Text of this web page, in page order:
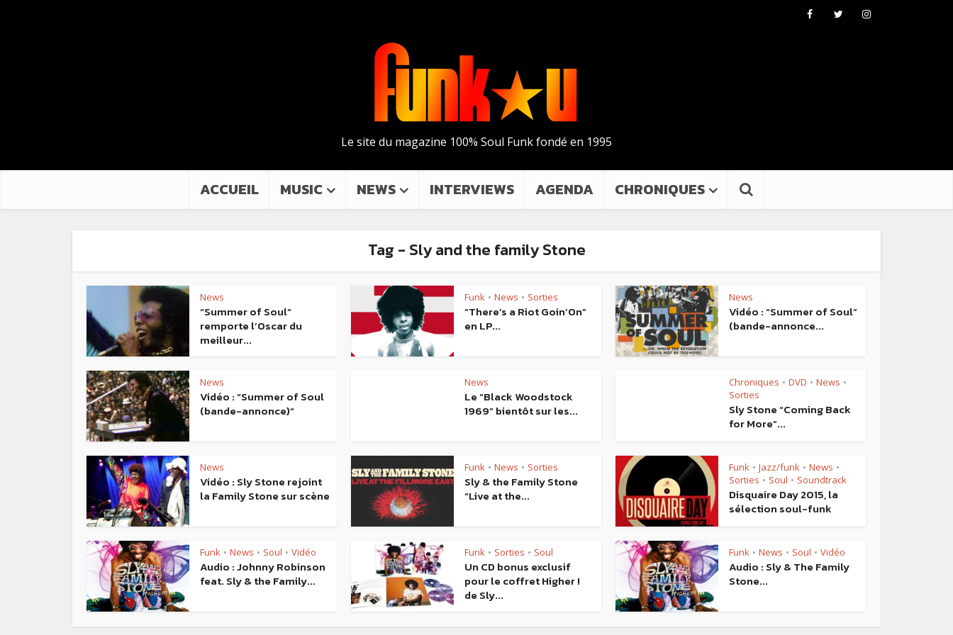
Le site du magazine 100% Soul Funk fondé en 1995
ACCUEIL MUSIC NEWS INTERVIEWS AGENDA CHRONIQUES
Tag - Sly and the family Stone
News
“Summer of Soul“
remporte l’Oscar du
meilleur...
Funk • News • Sorties
“There’s a Riot Goin’On”
en LP...
News
Vidéo : “Summer of Soul”
(bande-annonce...
News
Vidéo : “Summer of Soul
(bande-annonce)“
News
Le “Black Woodstock
1969” bientôt sur les...
Chroniques • DVD • News •
Sorties
Sly Stone “Coming Back
for More”...
News
Vidéo : Sly Stone rejoint
la Family Stone sur scène
Funk • News • Sorties
Sly & the Family Stone
“Live at the...
Funk • Jazz/funk • News •
Sorties • Soul • Soundtrack
Disquaire Day 2015, la
sélection soul-funk
Funk • News • Soul • Vidéo
Audio : Johnny Robinson
feat. Sly & the Family...
Funk • Sorties • Soul
Un CD bonus exclusif
pour le coffret Higher !
de Sly...
Funk • News • Soul • Vidéo
Audio : Sly & The Family
Stone...